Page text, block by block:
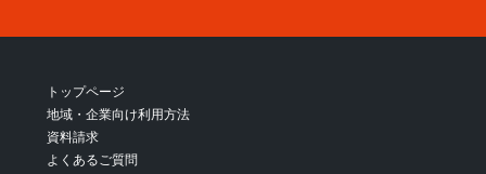
トップページ
地域・企業向け利用方法
資料請求
よくあるご質問